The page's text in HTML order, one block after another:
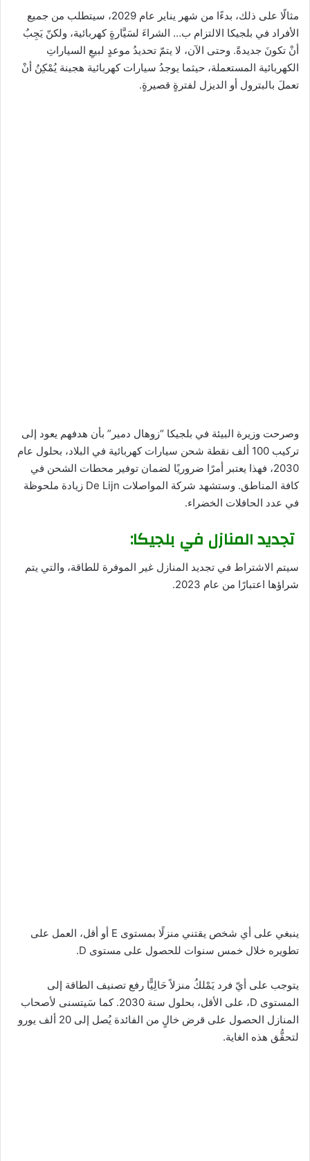
مثالًا على ذلك، بدءًا من شهر يناير عام 2029، سيتطلب من جميع
الأفراد في بلجيكا الالتزام ب… الشراءَ لسَيَّارةٍ كهربائية، ولكنّ يَجِبُ
أنْ تكونَ جديدةً. وحتى الآن، لا يتمّ تحديدُ موعدٍ لبيعِ السياراتِ
الكهربائية المستعملة، حيثما يوجدُ سيارات كهربائية هجينة يُمْكِنُ أنْ
تعملَ بالبترول أو الديزل لفترةٍ قصيرةٍ.
وصرحت وزيرة البيئة في بلجيكا “زوهال دمير” بأن هدفهم يعود إلى
تركيب 100 ألف نقطة شحن سيارات كهربائية في البلاد، بحلول عام
2030، فهذا يعتبر أمرًا ضروريًا لضمان توفير محطات الشحن في
كافة المناطق. وستشهد شركة المواصلات De Lijn زيادة ملحوظة
في عدد الحافلات الخضراء.
تجديد المنازل في بلجيكا:
سيتم الاشتراط في تجديد المنازل غير الموفرة للطاقة، والتي يتم
شراؤها اعتبارًا من عام 2023.
ينبغي على أي شخص يقتني منزلًا بمستوى E أو أقل، العمل على
تطويره خلال خمس سنوات للحصول على مستوى D.
يتوجب على أيّ فرد يَمْلكُ منزلاً حَالِيًّا رفع تصنيف الطاقة إلى
المستوى D، على الأقل، بحلول سنة 2030. كما سَيتسنى لأصحاب
المنازل الحصول على قرض خالٍ من الفائدة يُصل إلى 20 ألف يورو
لتحقُّق هذه الغاية.